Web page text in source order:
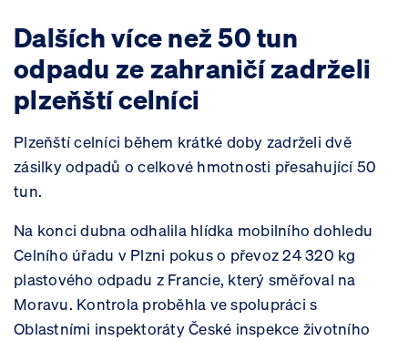
Dalších více než 50 tun
odpadu ze zahraničí zadrželi
plzeňští celníci
Plzeňští celníci během krátké doby zadrželi dvě
zásilky odpadů o celkové hmotnosti přesahující 50
tun.
Na konci dubna odhalila hlídka mobilního dohledu
Celního úřadu v Plzni pokus o převoz 24 320 kg
plastového odpadu z Francie, který směřoval na
Moravu. Kontrola proběhla ve spolupráci s
Oblastními inspektoráty České inspekce životního